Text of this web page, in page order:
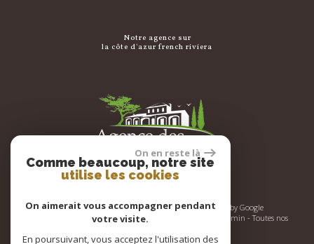
notre agence sur
la côte d'azur french riviera
© 2026 | Tous droits réservés | Traduction powered by Google
Mentions légales-Nos honoraires Admin -Toutes nos
On en reste là
Comme beaucoup, notre site
utilise les cookies
On aimerait vous accompagner pendant
votre visite.
En poursuivant, vous acceptez l'utilisation des